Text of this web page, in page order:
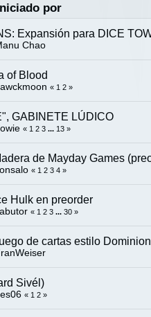
por
Expansión para DICE
Chao
of Blood
« 1 2 »
GABINETE LÚDICO
« 1 2 3 ... 13 »
de Mayday Games
« 1 2 3 4 »
Hulk en preorder
« 1 2 3 ... 30 »
de cartas estilo Dominion
Sivél)
« 1 2 »